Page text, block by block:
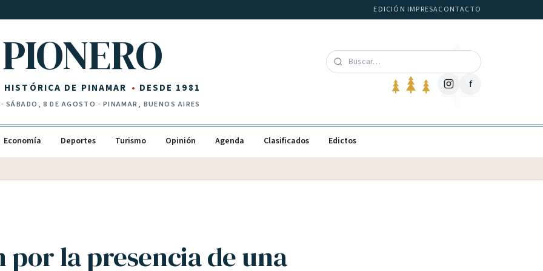
EDICIÓN IMPRESACONTACTO
PIONERO
HISTÓRICA DE PINAMAR DESDE 1981
· SÁBADO, 8 DE AGOSTO · PINAMAR, BUENOS AIRES
f
Economía Deportes Turismo Opinión Agenda Clasificados Edictos
por la presencia de una